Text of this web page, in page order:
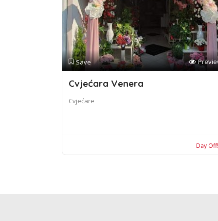
Save
Cvjećara Venera
Cvjećare
Day